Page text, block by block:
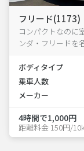
フリード(1173)
コンパクトなのに
ンダ・フリードを
ボディタイプ
乗車人数
メーカー
4時間で1,000円
距離料金 150円/